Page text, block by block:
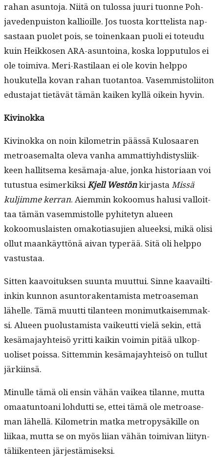
rahan asun­to­ja. Niitä on tulos­sa juuri tuonne Poh­
jave­den­puis­ton kallioille. Jos tuos­ta kort­telista nap­
sas­taan puo­let pois, se toinenkaan puoli ei toteudu
kuin Heikkosen ARA-asun­toina, kos­ka lop­putu­los ei
ole toimi­va. Meri-Rasti­laan ei ole kovin help­po
houkutel­la kovan rahan tuotan­toa. Vasem­mis­toli­iton
edus­ta­jat tietävät tämän kaiken kyl­lä oikein hyvin.
Kivi­nok­ka
Kivi­nok­ka on noin kilo­metrin päässä Kulosaaren
metroase­mal­ta ole­va van­ha ammat­tiy­hdis­tys­li­ik­
keen hal­lit­se­ma kesä­ma­ja-alue, jon­ka his­to­ri­aan voi
tutus­tua esimerkik­siKjell West­önkir­jas­ta Mis­sä
kuljimme ker­ran. Aiem­min kokoomus halusi val­loit­
taa tämän vasem­mis­tolle pyhite­tyn alueen
kokoomus­lais­ten omako­ti­a­su­jien alueek­si, mikä olisi
ollut maankäyt­tönä aivan type­r­ää. Sitä oli help­po
vastustaa.
Sit­ten kaavoituk­sen suun­ta muut­tui. Sinne kaavailti­
inkin kun­non asun­torak­en­tamista metroase­man
lähelle. Tämä muut­ti tilanteen mon­imutkaisem­mak­
si. Alueen puo­lus­tamista vaikeut­ti vielä sekin, että
kesä­ma­jay­hteisö yrit­ti kaikin voimin pitää ulkop­
uoliset pois­sa. Sit­tem­min kesä­ma­jay­hteisö on tul­lut
järkiinsä.
Min­ulle tämä oli ensin vähän vaikea tilanne, mut­ta
omaatun­toani lohdut­ti se, ettei tämä ole metroase­
man lähel­lä. Kilo­metrin mat­ka metropy­säkille on
liikaa, mut­ta se on myös liian vähän toimi­van liityn­
täli­iken­teen järjestämiseksi.